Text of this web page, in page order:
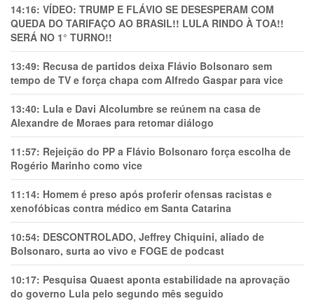
14:16: VÍDEO: TRUMP E FLÁVIO SE DESESPERAM COM
QUEDA DO TARIFAÇO AO BRASIL!! LULA RINDO À TOA!!
SERÁ NO 1° TURNO!!
13:49: Recusa de partidos deixa Flávio Bolsonaro sem
tempo de TV e força chapa com Alfredo Gaspar para vice
13:40: Lula e Davi Alcolumbre se reúnem na casa de
Alexandre de Moraes para retomar diálogo
11:57: Rejeição do PP a Flávio Bolsonaro força escolha de
Rogério Marinho como vice
11:14: Homem é preso após proferir ofensas racistas e
xenofóbicas contra médico em Santa Catarina
10:54: DESCONTROLADO, Jeffrey Chiquini, aliado de
Bolsonaro, surta ao vivo e FOGE de podcast
10:17: Pesquisa Quaest aponta estabilidade na aprovação
do governo Lula pelo segundo mês seguido